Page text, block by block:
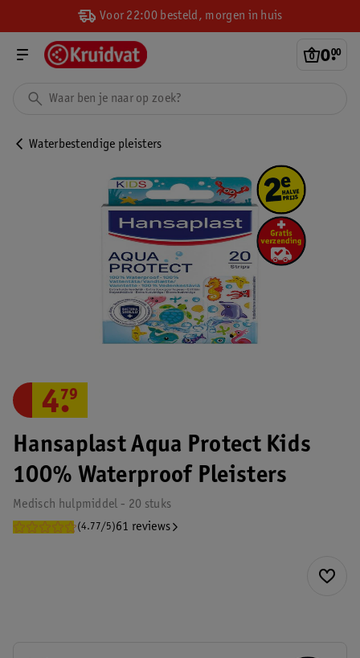
Voor 22:00 besteld, morgen in huis
0.
00
Waterbestendige pleisters
Hansaplast Aqua Protect Kids
100% Waterproof Pleisters
Medisch hulpmiddel - 20 stuks
(4.77/5)61 reviews
4.
79